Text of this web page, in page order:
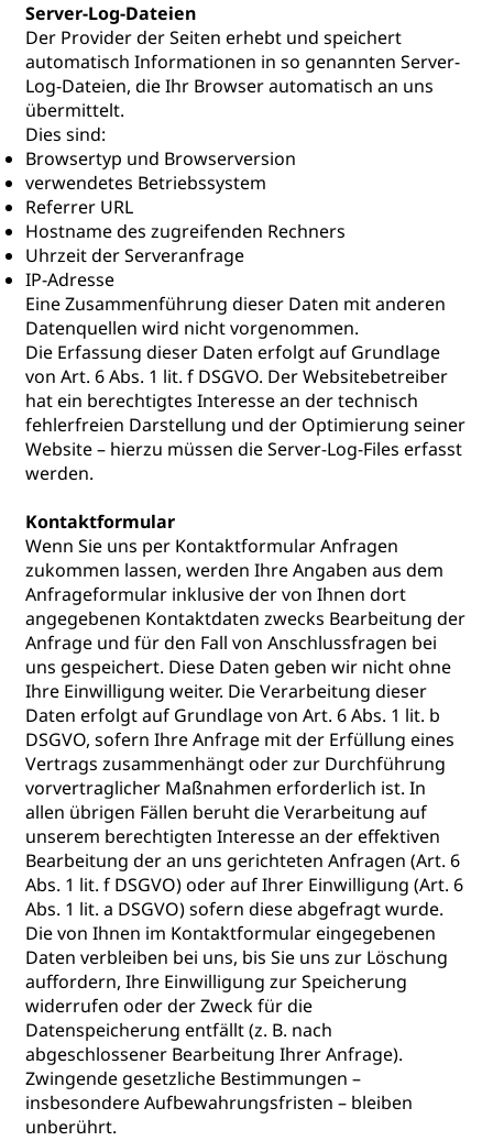
Server-Log-Dateien
Der Provider der Seiten erhebt und speichert
automatisch Informationen in so genannten Server-
Log-Dateien, die Ihr Browser automatisch an uns
übermittelt.
Dies sind:
Browsertyp und Browserversion
verwendetes Betriebssystem
Referrer URL
Hostname des zugreifenden Rechners
Uhrzeit der Serveranfrage
IP-Adresse
Eine Zusammenführung dieser Daten mit anderen
Datenquellen wird nicht vorgenommen.
Die Erfassung dieser Daten erfolgt auf Grundlage
von Art. 6 Abs. 1 lit. f DSGVO. Der Websitebetreiber
hat ein berechtigtes Interesse an der technisch
fehlerfreien Darstellung und der Optimierung seiner
Website – hierzu müssen die Server-Log-Files erfasst
werden.
Kontaktformular
Wenn Sie uns per Kontaktformular Anfragen
zukommen lassen, werden Ihre Angaben aus dem
Anfrageformular inklusive der von Ihnen dort
angegebenen Kontaktdaten zwecks Bearbeitung der
Anfrage und für den Fall von Anschlussfragen bei
uns gespeichert. Diese Daten geben wir nicht ohne
Ihre Einwilligung weiter. Die Verarbeitung dieser
Daten erfolgt auf Grundlage von Art. 6 Abs. 1 lit. b
DSGVO, sofern Ihre Anfrage mit der Erfüllung eines
Vertrags zusammenhängt oder zur Durchführung
vorvertraglicher Maßnahmen erforderlich ist. In
allen übrigen Fällen beruht die Verarbeitung auf
unserem berechtigten Interesse an der effektiven
Bearbeitung der an uns gerichteten Anfragen (Art. 6
Abs. 1 lit. f DSGVO) oder auf Ihrer Einwilligung (Art. 6
Abs. 1 lit. a DSGVO) sofern diese abgefragt wurde.
Die von Ihnen im Kontaktformular eingegebenen
Daten verbleiben bei uns, bis Sie uns zur Löschung
auffordern, Ihre Einwilligung zur Speicherung
widerrufen oder der Zweck für die
Datenspeicherung entfällt (z. B. nach
abgeschlossener Bearbeitung Ihrer Anfrage).
Zwingende gesetzliche Bestimmungen –
insbesondere Aufbewahrungsfristen – bleiben
unberührt.